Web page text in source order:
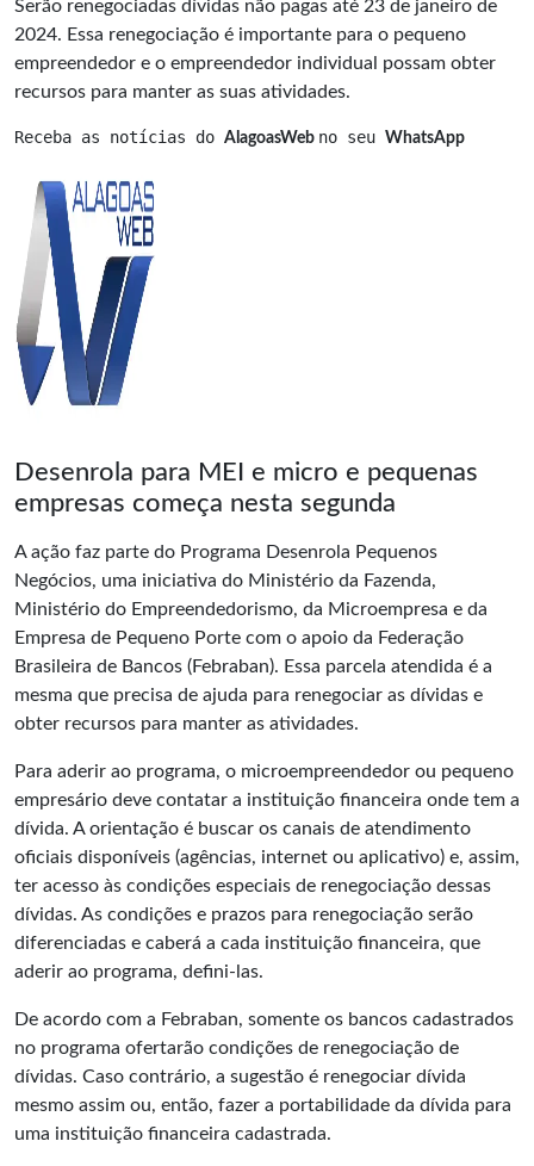
Serão renegociadas dívidas não pagas até 23 de janeiro de
2024. Essa renegociação é importante para o pequeno
empreendedor e o empreendedor individual possam obter
recursos para manter as suas atividades.
Receba as notícias do AlagoasWeb no seu WhatsApp
Desenrola para MEI e micro e pequenas
empresas começa nesta segunda
A ação faz parte do Programa Desenrola Pequenos
Negócios, uma iniciativa do Ministério da Fazenda,
Ministério do Empreendedorismo, da Microempresa e da
Empresa de Pequeno Porte com o apoio da Federação
Brasileira de Bancos (Febraban). Essa parcela atendida é a
mesma que precisa de ajuda para renegociar as dívidas e
obter recursos para manter as atividades.
Para aderir ao programa, o microempreendedor ou pequeno
empresário deve contatar a instituição financeira onde tem a
dívida. A orientação é buscar os canais de atendimento
oficiais disponíveis (agências, internet ou aplicativo) e, assim,
ter acesso às condições especiais de renegociação dessas
dívidas. As condições e prazos para renegociação serão
diferenciadas e caberá a cada instituição financeira, que
aderir ao programa, defini-las.
De acordo com a Febraban, somente os bancos cadastrados
no programa ofertarão condições de renegociação de
dívidas. Caso contrário, a sugestão é renegociar dívida
mesmo assim ou, então, fazer a portabilidade da dívida para
uma instituição financeira cadastrada.